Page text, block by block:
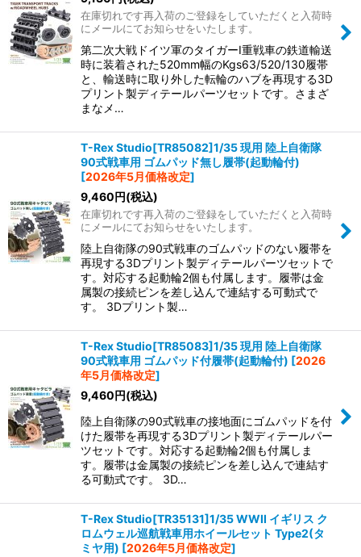
在庫切れです再入荷のご登録をしていただくと入荷時
にメールにてお知らせをいたします。
第二次大戦ドイツ軍のタイガーI重戦車の鉄道輸送
時に装着された520mm幅のKgs63/520/130履帯
と、輸送時に取り外した転輪のハブを再現する3D
プリント製ディテールパーツセットです。さまざ
まなメ…
T-Rex Studio[TR85082]1/35 現用 陸上自衛隊
90式戦車用 ゴムパッド無し履帯(起動輪付)
[2026年5月価格改定]
9,460円(税込)
在庫切れです再入荷のご登録をしていただくと入荷時
にメールにてお知らせをいたします。
陸上自衛隊の90式戦車のゴムパッドのない履帯を
再現する3Dプリント製ディテールパーツセットで
す。対応する起動輪2個も付属します。履帯は金
属製の接続ピンを差し込んで連結する可動式で
す。 3Dプリント製…
T-Rex Studio[TR85083]1/35 現用 陸上自衛隊
90式戦車用 ゴムパッド付履帯(起動輪付) [2026
年5月価格改定]
9,460円(税込)
陸上自衛隊の90式戦車の接地面にゴムパッドを付
けた履帯を再現する3Dプリント製ディテールパー
ツセットです。対応する起動輪2個も付属しま
す。履帯は金属製の接続ピンを差し込んで連結す
る可動式です。 3D…
T-Rex Studio[TR35131]1/35 WWII イギリス ク
ロムウェル巡航戦車用ホイールセット Type2(タ
ミヤ用) [2026年5月価格改定]